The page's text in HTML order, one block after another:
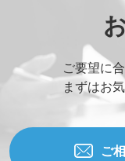
ご要望に
まずはお
ご